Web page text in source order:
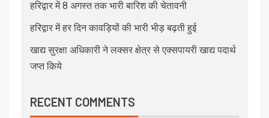
हरिद्वार में 8 अगस्त तक भारी बारिश की चेतावनी
हरिद्वार में हर दिन कावड़ियों की भारी भीड़ बढ़ती हुई
खाद्य सुरक्षा अधिकारी ने लक्सर क्षेत्र से एक्सपायरी खाद्य पदार्थ
जप्त किये
RECENT COMMENTS